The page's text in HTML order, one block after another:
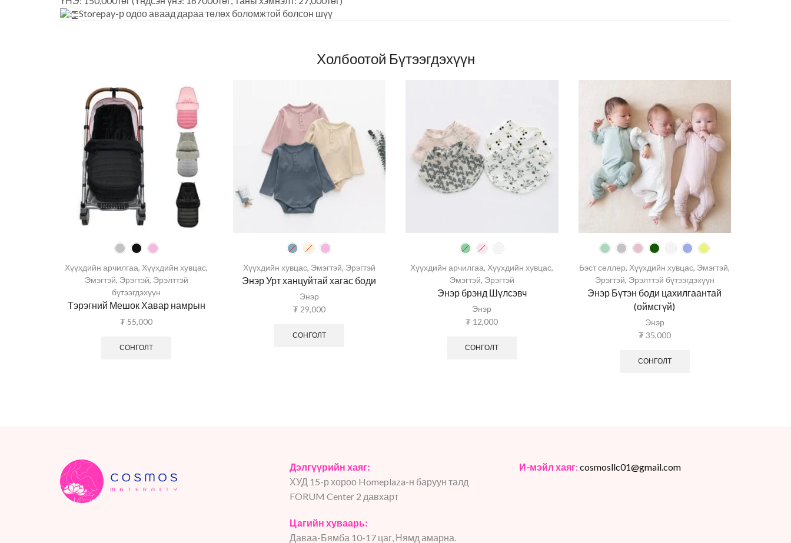
Storepay-р одоо аваад дараа төлөх боломжтой болсон шүү
Холбоотой Бүтээгдэхүүн
Хүүхдийн арчилгаа, Хүүхдийн хувцас,
Эмэгтэй, Эрэгтэй, Эрэлттэй
бүтээгдэхүүн
Тэрэгний Мешок Хавар намрын
₮ 55,000
СОНГОЛТ
Хүүхдийн хувцас, Эмэгтэй, Эрэгтэй
Энэр Урт ханцуйтай хагас боди
Энэр
₮29,000
СОНГОЛТ
Хүүхдийн арчилгаа, Хүүхдийн хувцас,
Эмэгтэй, Эрэгтэй
Энэр брэнд Шүлсэвч
Энэр
₮ 12,000
СОНГОЛТ
Бэст селлер, Хүүхдийн хувцас, Эмэгтэй,
Эрэгтэй, Эрэлттэй бүтээгдэхүүн
Энэр Бүтэн боди цахилгаантай
(оймсгүй)
Энэр
₮35,000
СОНГОЛТ
Дэлгүүрийн хаяг:
ХУД 15-р хороо Homeplaza-н баруун талд
FORUM Center 2 давхарт
Цагийн хуваарь:
Даваа-Бямба 10-17 цаг, Нямд амарна.
И-мэйл хаяг: cosmosllc01@gmail.com